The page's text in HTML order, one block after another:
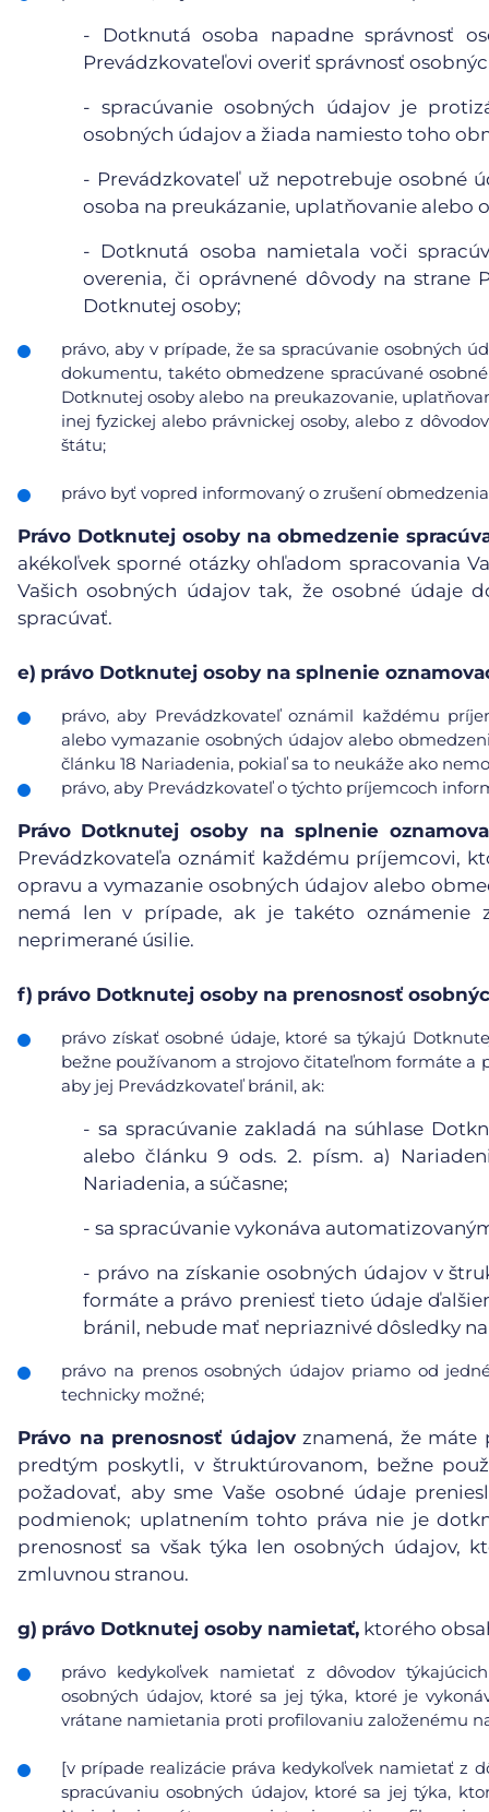
- Dotknutá osoba napadne správnosť
Prevádzkovateľovi overiť správnosť
- spracúvanie osobných údajov je
osobných údajov a žiada namiesto toho
- Prevádzkovateľ už nepotrebuje osobné
osoba na preukázanie, uplatňovanie alebo
- Dotknutá osoba namietala voči
overenia, či oprávnené dôvody na strane
Dotknutej osoby;
právo, aby v prípade, že sa spracúvanie osobných
dokumentu, takéto obmedzene spracúvané
Dotknutej osoby alebo na preukazovanie,
inej fyzickej alebo právnickej osoby, alebo z
štátu;
právo byť vopred informovaný o zrušení
Právo Dotknutej osoby na obmedzenie
akékoľvek sporné otázky ohľadom spracovania
Vašich osobných údajov tak, že osobné
spracúvať.
e) právo Dotknutej osoby na splnenie
právo, aby Prevádzkovateľ oznámil každému
alebo vymazanie osobných údajov alebo
článku 18 Nariadenia, pokiaľ sa to neukáže ako
právo, aby Prevádzkovateľ o týchto príjemcoch
Právo Dotknutej osoby na splnenie
Prevádzkovateľa oznámiť každému príjemcovi,
opravu a vymazanie osobných údajov alebo
nemá len v prípade, ak je takéto oznámenie
neprimerané úsilie.
f) právo Dotknutej osoby na prenosnosť
právo získať osobné údaje, ktoré sa týkajú
bežne používanom a strojovo čitateľnom formáte a
aby jej Prevádzkovateľ bránil, ak:
-sa spracúvanie zakladá na súhlase
alebo článku 9 ods. 2. písm. a)
Nariadenia, a súčasne;
- sa spracúvanie vykonáva
- právo na získanie osobných údajov v
formáte a právo preniesť tieto údaje
bránil, nebude mať nepriaznivé dôsledky
právo na prenos osobných údajov priamo od
technicky možné;
Právo na prenosnosť údajovznamená, že máte
predtým poskytli, v štruktúrovanom, bežne
požadovať, aby sme Vaše osobné údaje
podmienok; uplatnením tohto práva nie je
prenosnosť sa však týka len osobných údajov,
zmluvnou stranou.
g) právo Dotknutej osoby namietať, ktorého
právo kedykoľvek namietať z dôvodov
osobných údajov, ktoré sa jej týka, ktoré je
vrátane namietania proti profilovaniu založenému
[v prípade realizácie práva kedykoľvek namietať z
spracúvaniu osobných údajov, ktoré sa jej týka,